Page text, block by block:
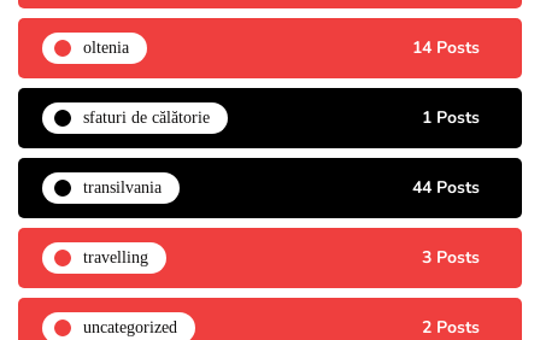
oltenia 14 Posts
sfaturi de călătorie 1 Posts
transilvania 44 Posts
travelling 3 Posts
uncategorized 2 Posts